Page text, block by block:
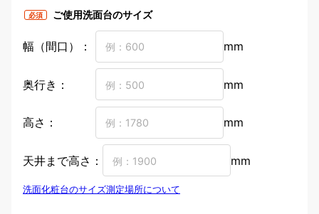
必須 ご使用洗面台のサイズ
幅（間口）： mm
奥行き： mm
高さ： mm
天井まで高さ： mm
洗面化粧台のサイズ測定場所について